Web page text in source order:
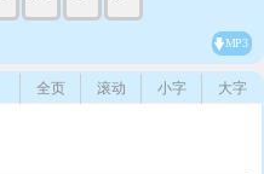
MP3
大字
小字
滚动
全页